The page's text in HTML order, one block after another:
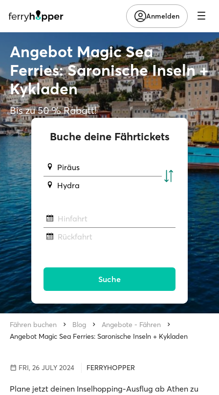
Anmelden
Angebot Magic Sea
Ferries: Saronische Inseln +
Kykladen
Bis zu 50 % Rabatt!
Buche deine Fährtickets
Piräus
Hydra
Hinfahrt
Rückfahrt
Suche
Fähren buchen Blog
Angebote - Fähren
Angebot Magic Sea Ferries: Saronische Inseln + Kykladen
FRI, 26 JULY 2024 FERRYHOPPER
Plane jetzt deinen Inselhopping-Ausflug ab Athen zu